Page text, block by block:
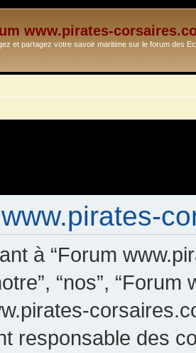
www.pirates-
et partagez votre savoir maritime sur le forum des
à “Forum
“nos”,
responsable des